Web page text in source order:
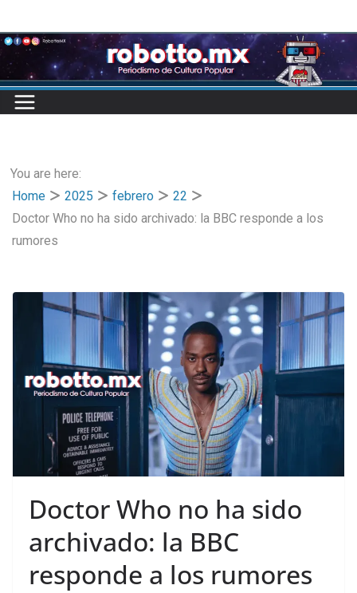
to
content
You are here:
Home
2025 febrero
22
Doctor Who no ha sido archivado: la BBC responde a los
rumores
Doctor Who no ha sido
archivado: la BBC
responde a los rumores